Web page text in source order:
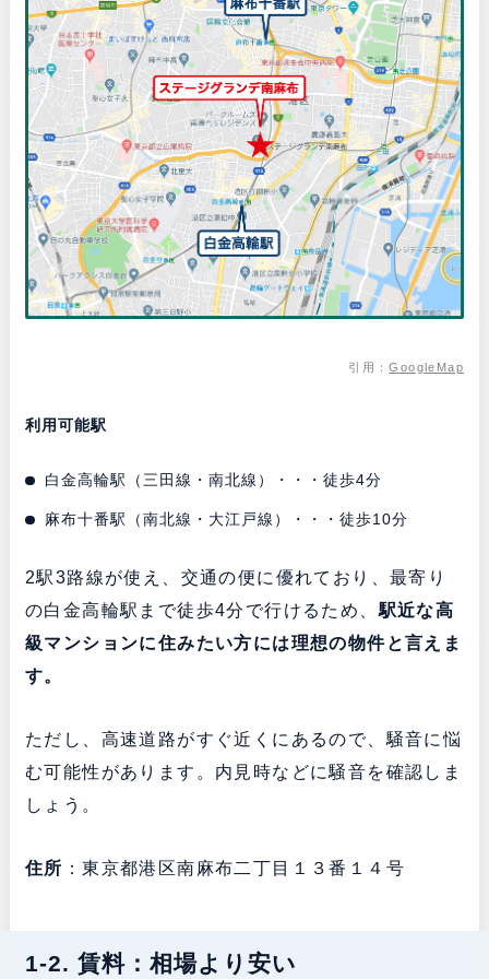
引用：GoogleMap
利用可能駅
白金高輪駅（三田線・南北線）・・・徒歩4分
麻布十番駅（南北線・大江戸線）・・・徒歩10分
2駅3路線が使え、交通の便に優れており、最寄り
の白金高輪駅まで徒歩4分で行けるため、駅近な高
級マンションに住みたい方には理想の物件と言えま
す。
ただし、高速道路がすぐ近くにあるので、騒音に悩
む可能性があります。内見時などに騒音を確認しま
しょう。
住所 ：東京都港区南麻布二丁目１３番１４号
1-2. 賃料：相場より安い